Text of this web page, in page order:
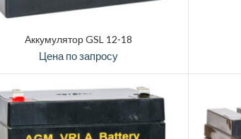
Аккумулятор GSL 12-18
Цена по запросу